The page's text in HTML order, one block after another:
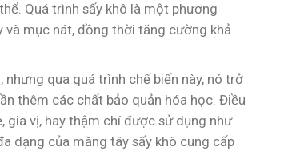
Quá trình sấy khô là một phương
và mục nát, đồng thời tăng cường khả
qua quá trình chế biến này, nó trở
thêm các chất bảo quản hóa học. Điều
vị, hay thậm chí được sử dụng như
dạng của măng tây sấy khô cung cấp